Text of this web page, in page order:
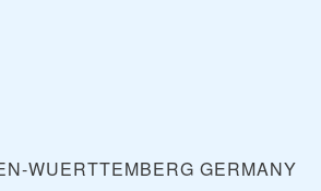
WUERTTEMBERG GERMANY